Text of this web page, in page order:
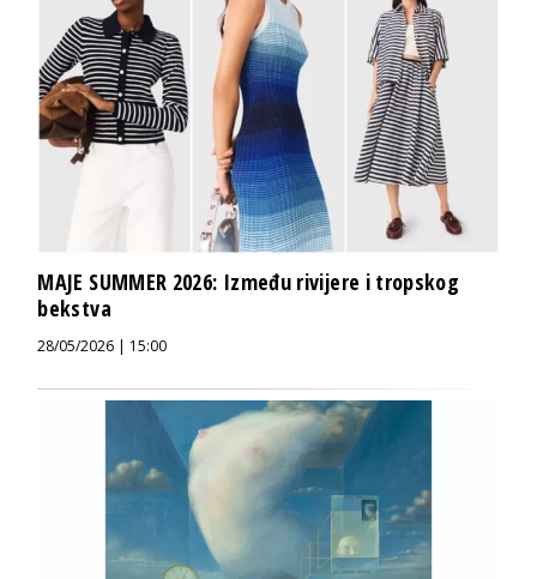
MAJE SUMMER 2026: Između rivijere i tropskog
bekstva
28/05/2026 | 15:00